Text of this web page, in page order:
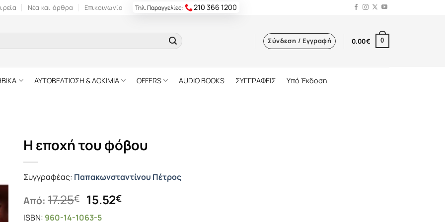
Νέα και άρθρα Επικοινωνία Τηλ. Παραγγελίες: 210 366 1200
Σύνδεση / Εγγραφή 0.00€ 0
ΑΥΤΟΒΕΛΤΙΩΣΗ & ΔΟΚΙΜΙΑ OFFERS AUDIO BOOKS ΣΥΓΓΡΑΦΕΙΣ Υπό Έκδοση
Η εποχή του φόβου
Συγγραφέας: Παπακωνσταντίνου Πέτρος
Από:17.25€ Original
price
15.52€Η
ISBN: 960-14-1063-5